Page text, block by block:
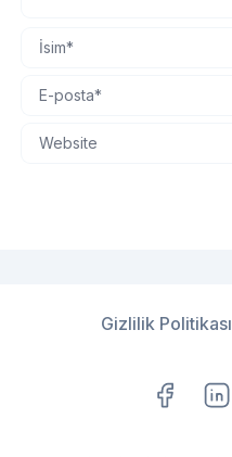
Gizlilik Politikası